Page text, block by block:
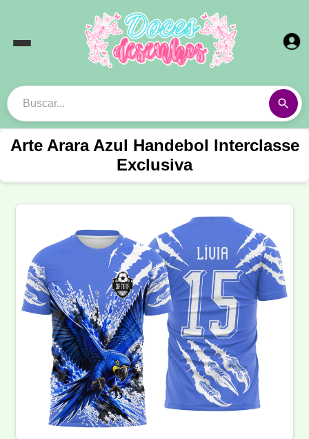
Arte Arara Azul Handebol Interclasse
Exclusiva